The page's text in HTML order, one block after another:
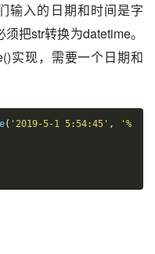
输入的日期和时间是字
把str转换为datetime。
实现，需要一个日期和
( '2019-5-1 5:54:45' ,
'%